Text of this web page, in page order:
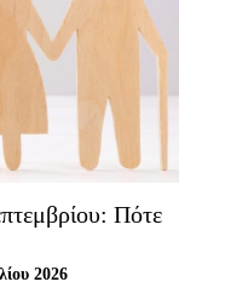
Πότε
2026